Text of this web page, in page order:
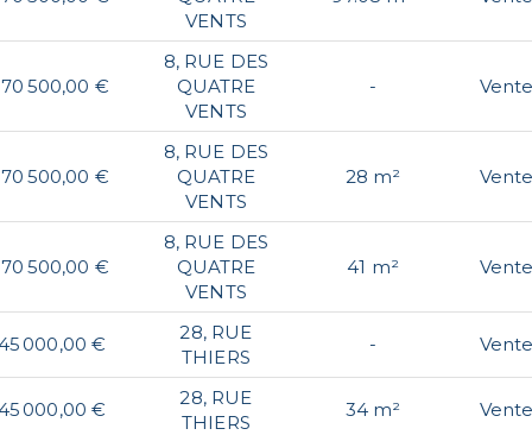
VENTS
500,00 €
8, RUE DES
QUATRE
VENTS
-
500,00 €
8, RUE DES
QUATRE
VENTS
28 m²
500,00 €
8, RUE DES
QUATRE
VENTS
41 m²
000,00 €
28, RUE
THIERS
-
000,00 €
28, RUE
THIERS
34 m²